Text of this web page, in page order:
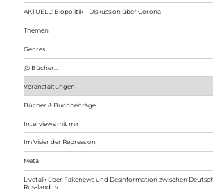
AKTUELL: Biopolitik – Diskussion über Corona
Themen
Genres
@ Bücher…
Veranstaltungen
Bücher & Buchbeiträge
Interviews mit mir
Im Visier der Repression
Meta
Livetalk über Fakenews und Desinformation zwischen
Russland.tv